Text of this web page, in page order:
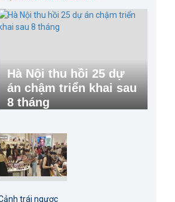
Hà Nội thu hồi 25 dự
án chậm triển khai sau
8 tháng
trái ngược